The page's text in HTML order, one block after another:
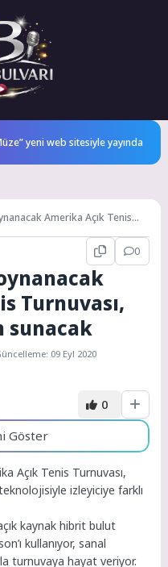
yeni web sitesiyle yayında
Amerika Açık Tenis
0
Turnuvası,
sunacak
09 Eyl 2020
0
Göster
Açık Tenis Turnuvası,
izleyiciye farklı
kaynak hibrit bulut
kullanıyor, sanal
turnuvaya hayat veriyor.